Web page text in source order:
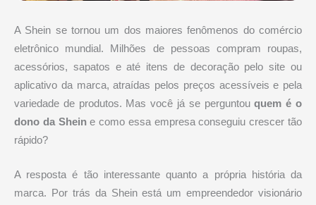
A Shein se tornou um dos maiores fenômenos do comércio
eletrônico mundial. Milhões de pessoas compram roupas,
acessórios, sapatos e até itens de decoração pelo site ou
aplicativo da marca, atraídas pelos preços acessíveis e pela
variedade de produtos. Mas você já se perguntouquem é o
dono da Sheine como essa empresa conseguiu crescer tão
rápido?
A resposta é tão interessante quanto a própria história da
marca. Por trás da Shein está um empreendedor visionário